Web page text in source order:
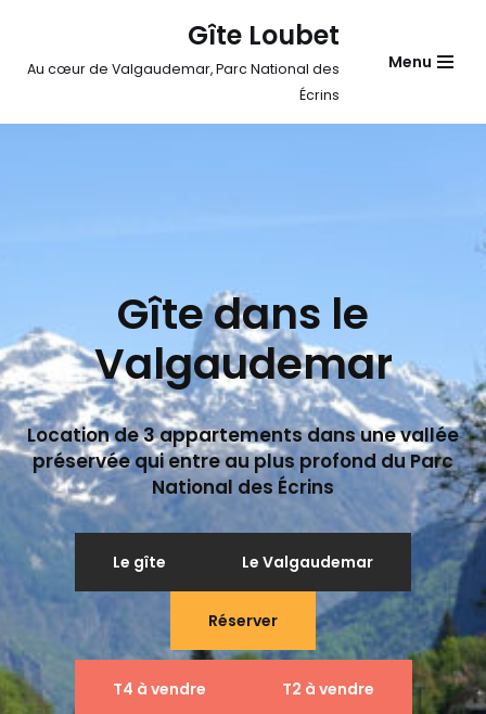
Gîte Loubet
Au cœur de Valgaudemar, Parc National des
Écrins
Menu
Gîte dans le
Valgaudemar
Location de 3 appartements dans une vallée
préservée qui entre au plus profond du Parc
National des Écrins
Le gîte Le Valgaudemar
Réserver
T4 à vendre T2 à vendre